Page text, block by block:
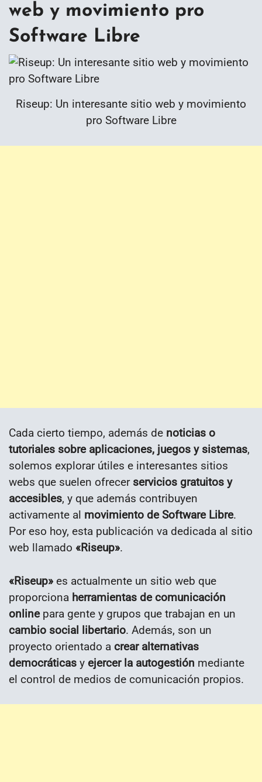
web y movimiento pro
Software Libre
Riseup: Un interesante sitio web y movimiento
pro Software Libre
Cada cierto tiempo, además de noticias o
tutoriales sobre aplicaciones, juegos y sistemas,
solemos explorar útiles e interesantes sitios
webs que suelen ofrecer servicios gratuitos y
accesibles, y que además contribuyen
activamente al movimiento de Software Libre.
Por eso hoy, esta publicación va dedicada al sitio
web llamado «Riseup».
«Riseup» es actualmente un sitio web que
proporciona herramientas de comunicación
onlinepara gente y grupos que trabajan en un
cambio social libertario. Además, son un
proyecto orientado a crear alternativas
democráticas y ejercer la autogestión mediante
el control de medios de comunicación propios.